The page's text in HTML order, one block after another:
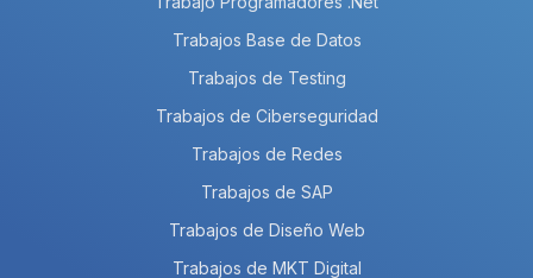
Trabajos Base de Datos
Trabajos de Testing
Trabajos de Ciberseguridad
Trabajos de Redes
Trabajos de SAP
Trabajos de Diseño Web
Trabajos de MKT Digital